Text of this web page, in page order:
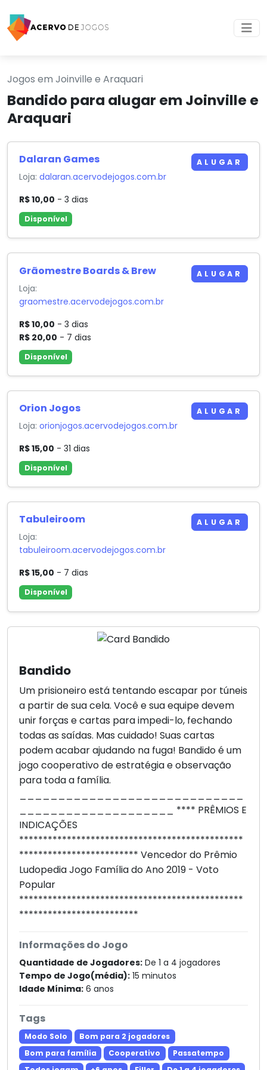
Jogos em Joinville e Araquari
Bandido para alugar em Joinville e
Araquari
Bandido
Um prisioneiro está tentando escapar por túneis
a partir de sua cela. Você e sua equipe devem
unir forças e cartas para impedi-lo, fechando
todas as saídas. Mas cuidado! Suas cartas
podem acabar ajudando na fuga! Bandido é um
jogo cooperativo de estratégia e observação
para toda a família.
____________________ **** PRÊMIOS E
INDICAÇÕES
***********************************************
************************* Vencedor do Prêmio
Ludopedia Jogo Família do Ano 2019 - Voto
Popular
***********************************************
*************************
Informações do Jogo
Quantidade de Jogadores: De 1 a 4 jogadores
Tempo de Jogo(média): 15 minutos
Idade Mínima: 6 anos
Tags
Modo Solo
Bom para 2 jogadores
Bom para família
Cooperativo
Passatempo
Dalaran Games
Loja:dalaran.acervodejogos.com.br
R$ 10,00 - 3 dias
Disponível
ALUGAR
Grãomestre Boards & Brew
Loja:
graomestre.acervodejogos.com.br
R$ 10,00 - 3 dias
R$ 20,00 - 7 dias
Disponível
ALUGAR
Orion Jogos
Loja:orionjogos.acervodejogos.com.br
R$ 15,00 - 31 dias
Disponível
ALUGAR
Tabuleiroom
Loja:
tabuleiroom.acervodejogos.com.br
R$ 15,00 - 7 dias
Disponível
ALUGAR